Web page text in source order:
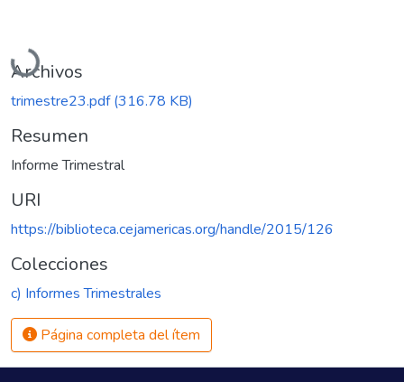
Cargando...
Archivos
trimestre23.pdf(316.78 KB)
Resumen
Informe Trimestral
URI
https://biblioteca.cejamericas.org/handle/2015/126
Colecciones
c) Informes Trimestrales
Página completa del ítem